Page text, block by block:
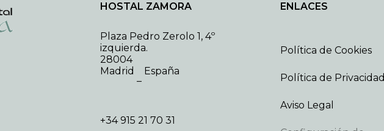
HOSTAL ZAMORA
Plaza Pedro Zerolo 1, 4º
izquierda.
28004
Madrid
–
España
+34 915 21 70 31
ENLACES
Política de Cookies
Política de Privacidad
Aviso Legal